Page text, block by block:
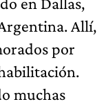
Allí,
por
muchas